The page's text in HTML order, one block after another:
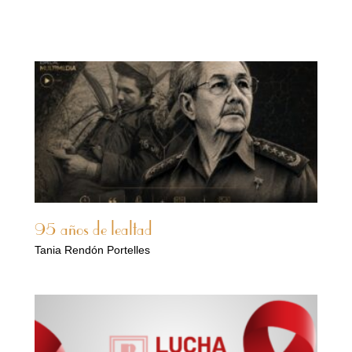
95 años de lealtad
Tania Rendón Portelles